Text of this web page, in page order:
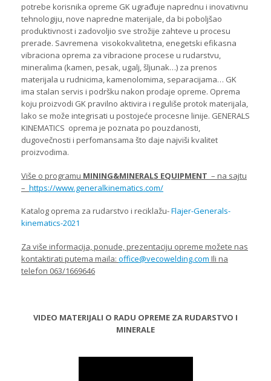
potrebe korisnika opreme GK ugrađuje naprednu i inovativnu
tehnologiju, nove napredne materijale, da bi poboljšao
produktivnost i zadovoljio sve strožije zahteve u procesu
prerade. Savremena visokokvalitetna, enegetski efikasna
vibraciona oprema za vibracione procese u rudarstvu,
mineralima (kamen, pesak, ugalj, šljunak…) za prenos
materijala u rudnicima, kamenolomima, separacijama… GK
ima stalan servis i podršku nakon prodaje opreme. Oprema
koju proizvodi GK pravilno aktivira i reguliše protok materijala,
lako se može integrisati u postojeće procesne linije. GENERALS
KINEMATICS oprema je poznata po pouzdanosti,
dugovečnosti i perfomansama što daje najviši kvalitet
proizvodima.
Više o programu MINING&MINERALS EQUIPMENT – na sajtu
– https://www.generalkinematics.com/
Katalog oprema za rudarstvo i reciklažu-Flajer-Generals-
kinematics-2021
Za više informacija, ponude, prezentaciju opreme možete nas
kontaktirati putema maila: office@vecowelding.com Ili na
telefon 063/1669646
VIDEO MATERIJALI O RADU OPREME ZA RUDARSTVO I
MINERALE